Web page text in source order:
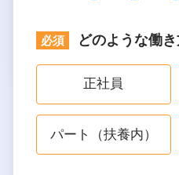
どのような働
正社員
パート（扶養内）